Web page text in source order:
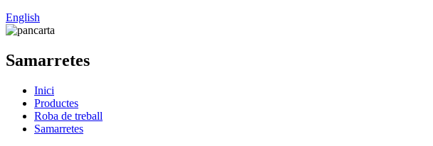
English
Samarretes
Inici
Productes
Roba de treball
Samarretes